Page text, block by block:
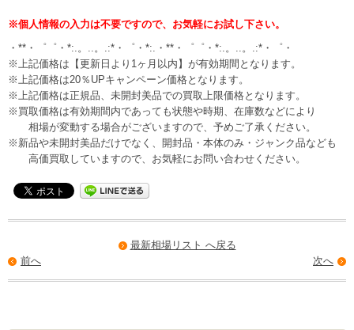
※個人情報の入力は不要ですので、お気軽にお試し下さい。
・**・゜゜・*:.。..。.:*・゜・*:.・**・゜゜・*:.。..。.:*・゜・
※上記価格は【更新日より1ヶ月以内】が有効期間となります。
※上記価格は20％UPキャンペーン価格となります。
※上記価格は正規品、未開封美品での買取上限価格となります。
※買取価格は有効期間内であっても状態や時期、在庫数などにより
相場が変動する場合がございますので、予めご了承ください。
※新品や未開封美品だけでなく、開封品・本体のみ・ジャンク品なども
高価買取していますので、お気軽にお問い合わせください。
最新相場リスト へ戻る
次へ
前へ